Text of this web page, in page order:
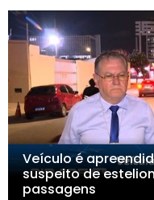
Veículo é
suspeito de
passagens